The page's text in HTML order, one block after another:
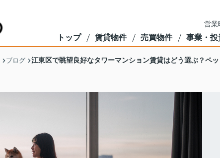
営
トップ 賃貸物件 売買物件 事業・投
ブログ 江東区で眺望良好なタワーマンション賃貸はどう選ぶ？ペ